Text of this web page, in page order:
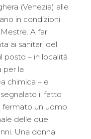
(Venezia) alle
in condizioni
Mestre. A far
ai sanitari del
posto – in località
per la
chimica – e
il fatto
fermato un uomo
delle due,
Una donna